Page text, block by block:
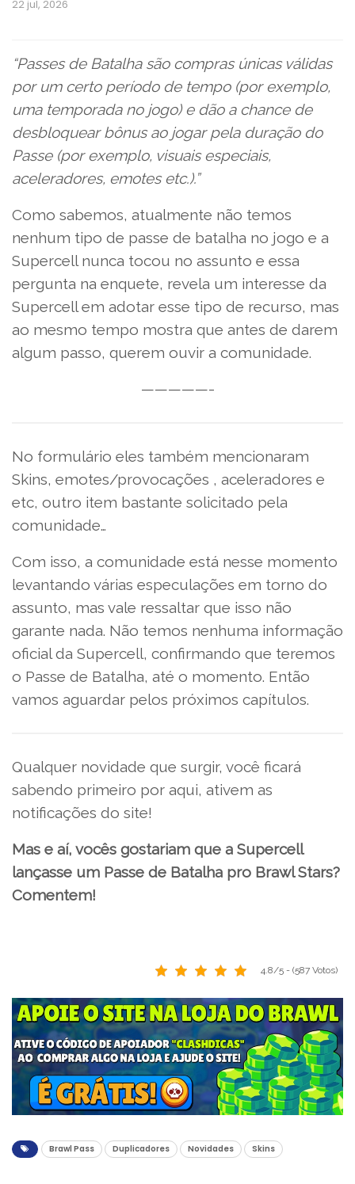
22 jul, 2026
“Passes de Batalha são compras únicas válidas
por um certo período de tempo (por exemplo,
uma temporada no jogo) e dão a chance de
desbloquear bônus ao jogar pela duração do
Passe (por exemplo, visuais especiais,
aceleradores, emotes etc.).”
Como sabemos, atualmente não temos
nenhum tipo de passe de batalha no jogo e a
Supercell nunca tocou no assunto e essa
pergunta na enquete, revela um interesse da
Supercell em adotar esse tipo de recurso, mas
ao mesmo tempo mostra que antes de darem
algum passo, querem ouvir a comunidade.
—————-
No formulário eles também mencionaram
Skins, emotes/provocações , aceleradores e
etc, outro item bastante solicitado pela
comunidade…
Com isso, a comunidade está nesse momento
levantando várias especulações em torno do
assunto, mas vale ressaltar que isso não
garante nada. Não temos nenhuma informação
oficial da Supercell, confirmando que teremos
o Passe de Batalha, até o momento. Então
vamos aguardar pelos próximos capítulos.
Qualquer novidade que surgir, você ficará
sabendo primeiro por aqui, ativem as
notificações do site!
Mas e aí, vocês gostariam que a Supercell
lançasse um Passe de Batalha pro Brawl Stars?
Comentem!
4.8/5 - (587 Votos)
Brawl Pass Duplicadores Novidades Skins